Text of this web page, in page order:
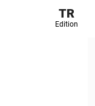
TR
Edition